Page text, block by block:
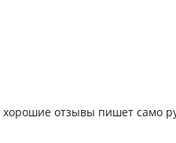
хорошие отзывы пишет само